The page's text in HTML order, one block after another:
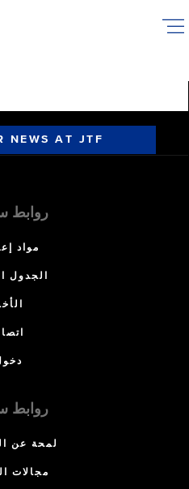
NEWS AT JTF
روابط
مواد
الجدول
روابط
لمحة عن
مجالات